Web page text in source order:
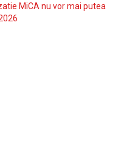
MiCA nu vor mai putea